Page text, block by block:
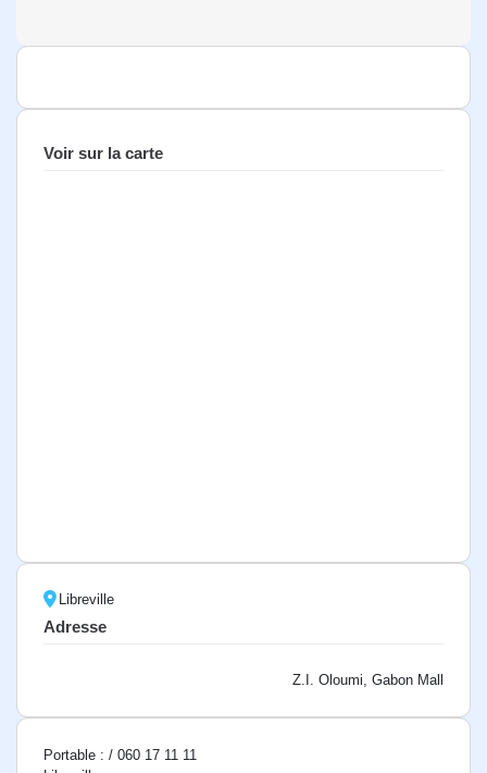
Voir sur la carte
Libreville
Adresse
Z.I. Oloumi, Gabon Mall
Portable : / 060 17 11 11